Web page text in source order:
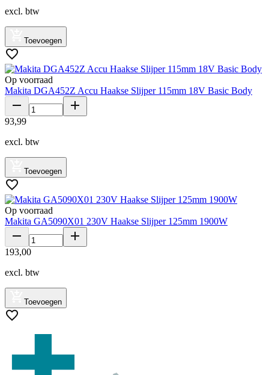
excl. btw
Toevoegen
Op voorraad
Makita DGA452Z Accu Haakse Slijper 115mm 18V Basic Body
93,99
excl. btw
Toevoegen
Op voorraad
Makita GA5090X01 230V Haakse Slijper 125mm 1900W
193,00
excl. btw
Toevoegen